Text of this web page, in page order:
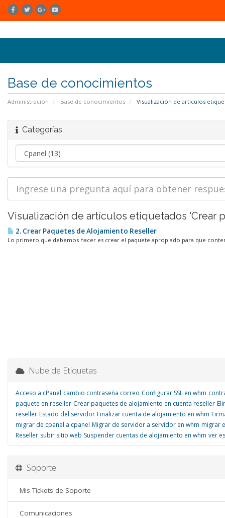
Base de conocimientos
Administración Base de conocimientos Visualización de artículos
Categorías
Visualización de artículos etiquetados 'Crear
2. Crear Paquetes de Alojamiento Reseller
Lo primero que debemos hacer es crear el paquete apropiado para que
Nube de Etiquetas
Acceso a cPanel cambio contraseña correo Configurar SSL en whm
paquete en reseller Crear paquetes de alojamiento en cuenta reseller
reseller Estado del servidor Finalizar cuenta de alojamiento en whm
migrar de cpanel a cpanel Migrar de servidor a servidor en whm migrar
Reseller subir sitio web Suspender cuentas de alojamiento en whm ver
Soporte
Mis Tickets de Soporte
Comunicaciones